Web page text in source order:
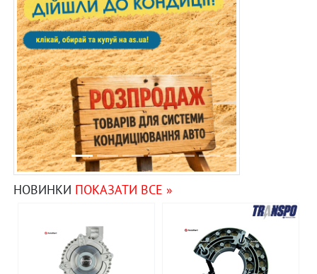
НОВИНКИ ПОКАЗАТИ ВСЕ »